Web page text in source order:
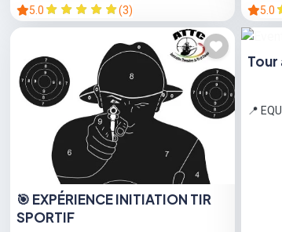
5.0
(3)
5.0
🎯 EXPÉRIENCE INITIATION TIR
SPORTIF
Tour
📍